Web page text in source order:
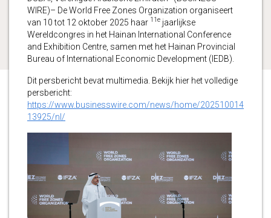
WIRE)– De World Free Zones Organization organiseert
van 10 tot 12 oktober 2025 haar 11e jaarlijkse
Wereldcongres in het Hainan International Conference
and Exhibition Centre, samen met het Hainan Provincial
Bureau of International Economic Development (IEDB).
Dit persbericht bevat multimedia. Bekijk hier het volledige
persbericht:
https://www.businesswire.com/news/home/202510014
13925/nl/